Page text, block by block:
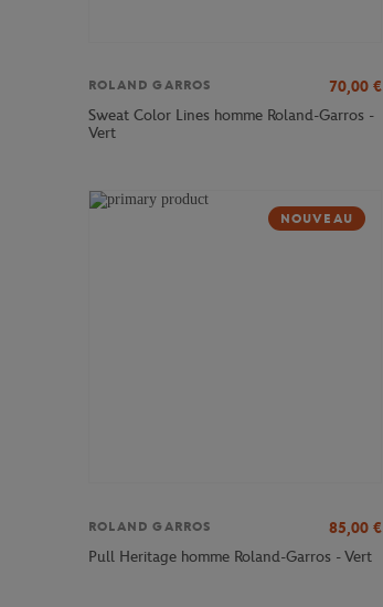
ROLAND GARROS 70,00 €
Sweat Color Lines homme Roland-Garros -
Vert
NOUVEAU
ROLAND GARROS 85,00 €
Pull Heritage homme Roland-Garros - Vert